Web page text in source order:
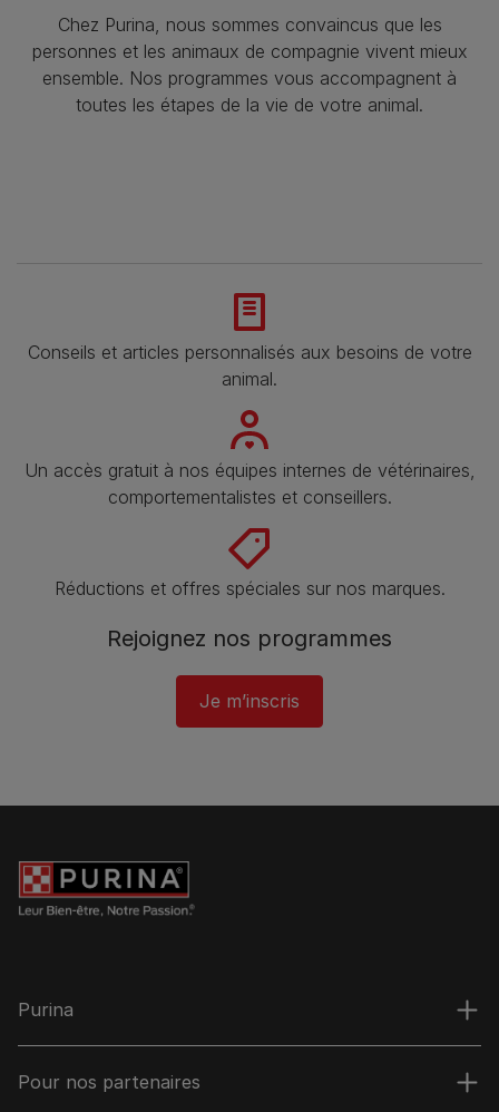
Chez Purina, nous sommes convaincus que les
personnes et les animaux de compagnie vivent mieux
ensemble. Nos programmes vous accompagnent à
toutes les étapes de la vie de votre animal.​
Conseils et articles personnalisés aux besoins de votre
animal​.
Un accès gratuit à nos équipes internes de vétérinaires,
comportementalistes et conseillers.
Réductions et offres spéciales sur nos marques​.
Rejoignez nos programmes
Je m’inscris
Purina
Pour nos partenaires